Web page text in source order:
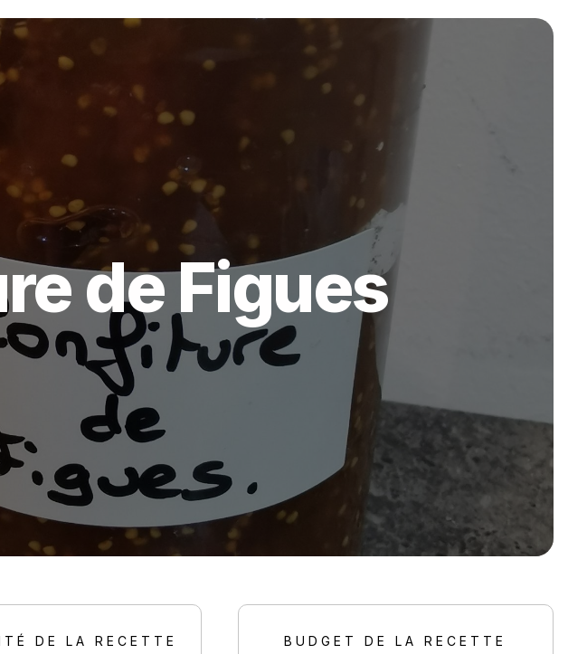
de Figues
DE LA RECETTE BUDGET DE LA RECETTE